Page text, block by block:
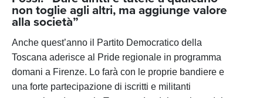
non toglie agli altri, ma aggiunge valore
alla società”
Anche quest’anno il Partito Democratico della
Toscana aderisce al Pride regionale in programma
domani a Firenze. Lo farà con le proprie bandiere e
una forte partecipazione di iscritti e militanti